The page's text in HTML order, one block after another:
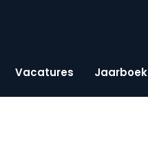
Vacatures Jaarboek